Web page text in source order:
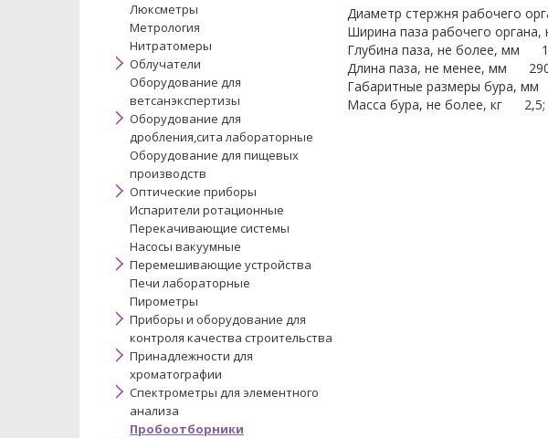
Люксметры
Метрология
Нитратомеры
Облучатели
Оборудование для
ветсанэкспертизы
Оборудование для
дробления,сита лабораторные
Оборудование для пищевых
производств
Оптические приборы
Испарители ротационные
Перекачивающие системы
Насосы вакуумные
Перемешивающие устройства
Печи лабораторные
Пирометры
Приборы и оборудование для
контроля качества строительства
Принадлежности для
хроматографии
Спектрометры для элементного
анализа
Пробоотборники
Диаметр стержня рабочего
Ширина паза рабочего
Глубина паза, не более, мм
Длина паза, не менее, мм
Габаритные размеры бура,
Масса бура, не более, кг 2,5;